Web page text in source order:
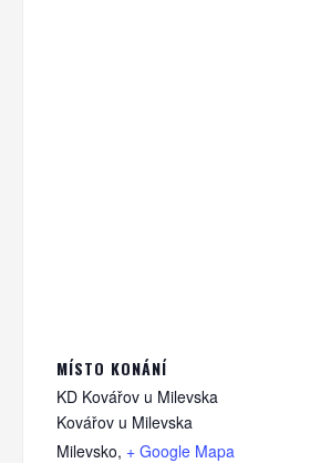
MÍSTO KONÁNÍ
KD Kovářov u Milevska
Kovářov u Milevska
Milevsko, + Google Mapa